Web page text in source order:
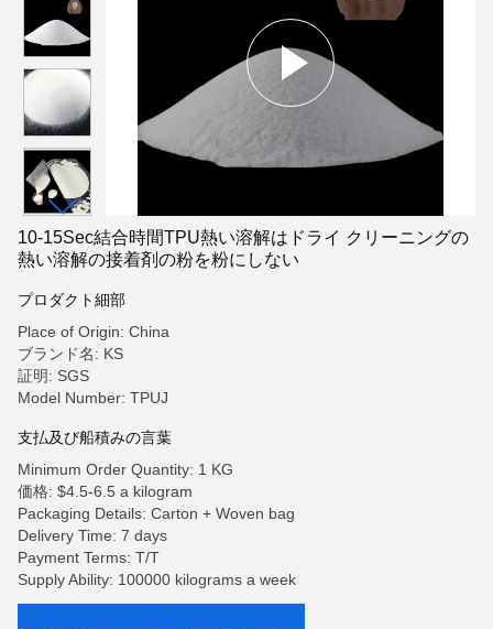
10-15Sec結合時間TPU熱い溶解はドライ クリーニングの
熱い溶解の接着剤の粉を粉にしない
プロダクト細部
Place of Origin: China
ブランド名: KS
証明: SGS
Model Number: TPUJ
支払及び船積みの言葉
Minimum Order Quantity: 1 KG
価格: $4.5-6.5 a kilogram
Packaging Details: Carton + Woven bag
Delivery Time: 7 days
Payment Terms: T/T
Supply Ability: 100000 kilograms a week